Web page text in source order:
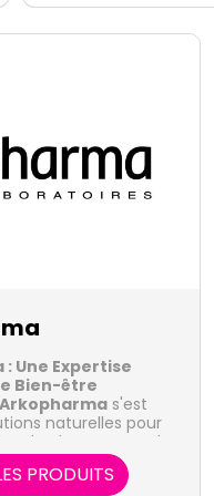
Une Expertise
Bien-être
Arkopharma s'est
naturelles pour
de chacun. Fort de
et en compléments
propose une
Arkopharma :
PRODUITS